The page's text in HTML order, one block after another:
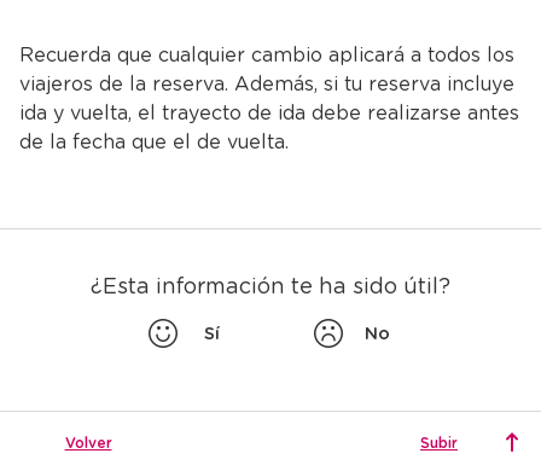
Recuerda que cualquier cambio aplicará a todos los
viajeros de la reserva. Además, si tu reserva incluye
ida y vuelta, el trayecto de ida debe realizarse antes
de la fecha que el de vuelta.
¿Esta información te ha sido útil?
Sí No
Volver Subir